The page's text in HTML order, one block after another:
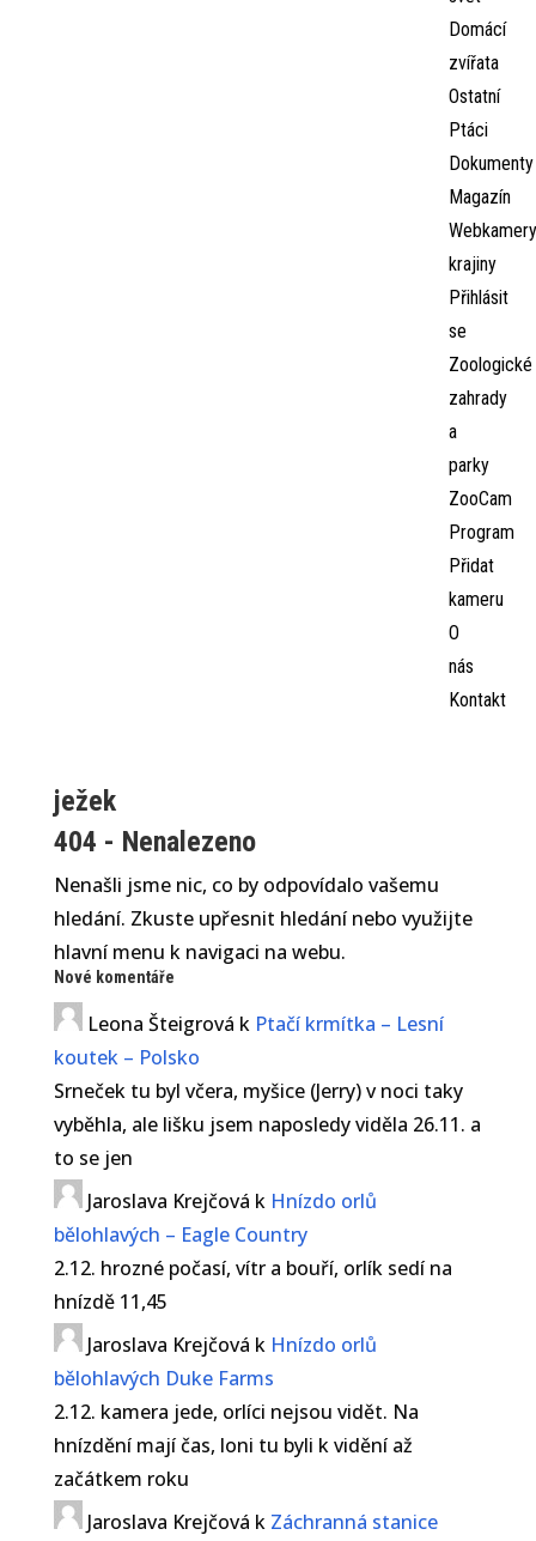
Domácí
zvířata
Ostatní
Ptáci
Dokumenty
Magazín
Webkamery
krajiny
Přihlásit
se
Zoologické
zahrady
a
parky
ZooCam
Program
Přidat
kameru
O
nás
Kontakt
ježek
404 - Nenalezeno
Nenašli jsme nic, co by odpovídalo vašemu
hledání. Zkuste upřesnit hledání nebo využijte
hlavní menu k navigaci na webu.
Nové komentáře
Leona Šteigrová k Ptačí krmítka – Lesní
koutek – Polsko
Srneček tu byl včera, myšice (Jerry) v noci taky
vyběhla, ale lišku jsem naposledy viděla 26.11. a
to se jen
Jaroslava Krejčová k Hnízdo orlů
bělohlavých – Eagle Country
2.12. hrozné počasí, vítr a bouří, orlík sedí na
hnízdě 11,45
Jaroslava Krejčová k Hnízdo orlů
bělohlavých Duke Farms
2.12. kamera jede, orlíci nejsou vidět. Na
hnízdění mají čas, loni tu byli k vidění až
začátkem roku
Jaroslava Krejčová k Záchranná stanice